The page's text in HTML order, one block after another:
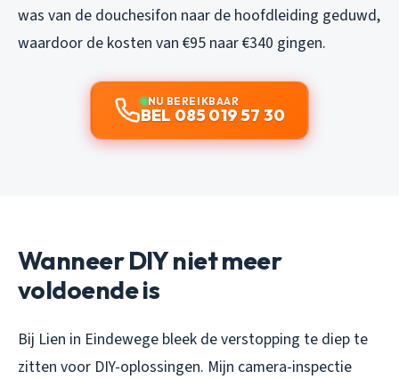
was van de douchesifon naar de hoofdleiding geduwd,
waardoor de kosten van €95 naar €340 gingen.
NU BEREIKBAAR
BEL 085 019 57 30
Wanneer DIY niet meer
voldoende is
Bij Lien in Eindewege bleek de verstopping te diep te
zitten voor DIY-oplossingen. Mijn camera-inspectie